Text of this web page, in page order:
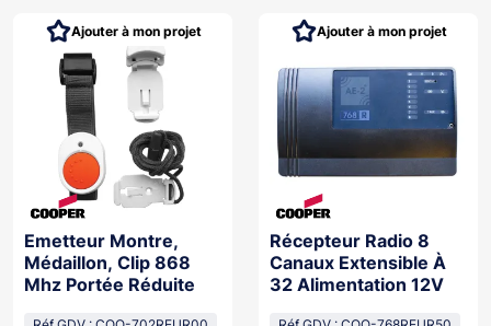
Emetteur Montre,
Médaillon, Clip 868
Mhz Portée Réduite
Ajouter à mon projet
Récepteur Radio 8
Canaux Extensible À
32 Alimentation 12V
Ajouter à mon projet